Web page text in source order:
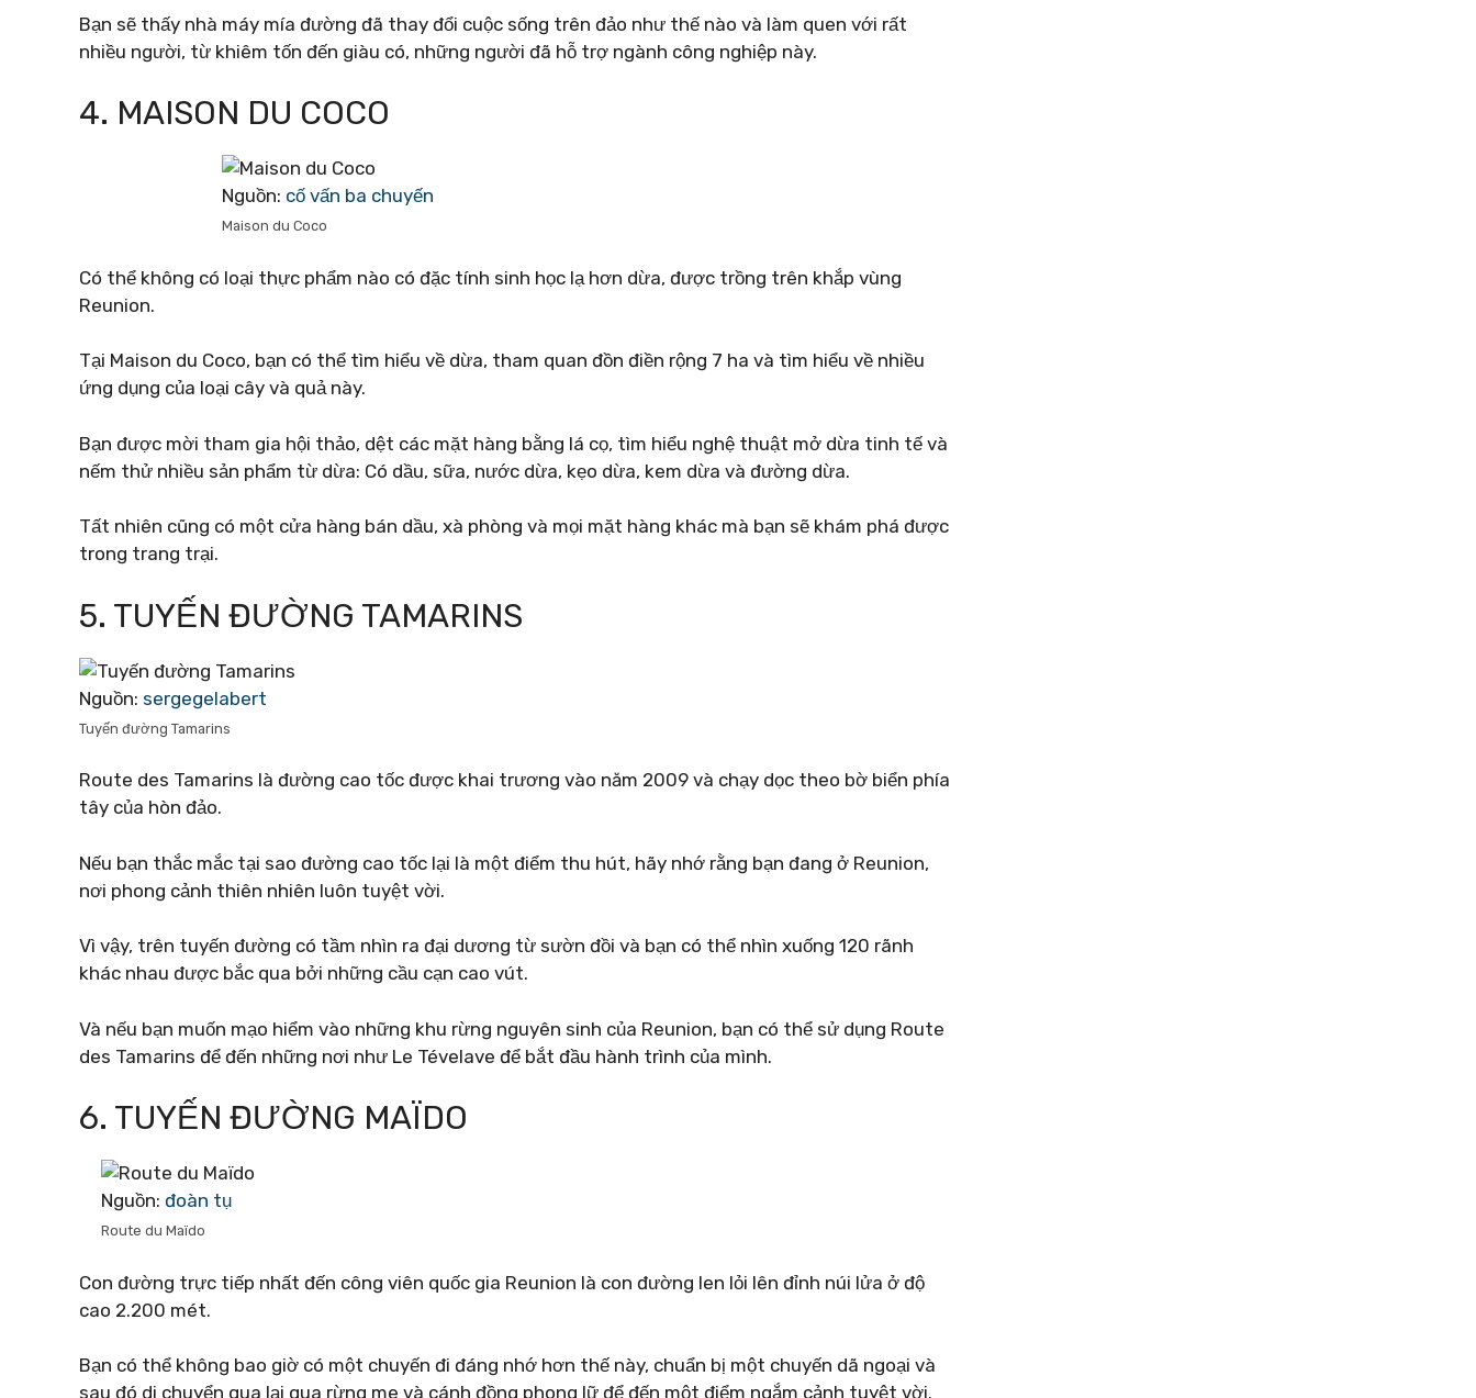
Bạn sẽ thấy nhà máy mía đường đã thay đổi cuộc sống trên đảo như thế nào và làm quen với rất
nhiều người, từ khiêm tốn đến giàu có, những người đã hỗ trợ ngành công nghiệp này.
4. MAISON DU COCO
Nguồn: cố vấn ba chuyến
Maison du Coco
Có thể không có loại thực phẩm nào có đặc tính sinh học lạ hơn dừa, được trồng trên khắp vùng
Reunion.
Tại Maison du Coco, bạn có thể tìm hiểu về dừa, tham quan đồn điền rộng 7 ha và tìm hiểu về nhiều
ứng dụng của loại cây và quả này.
Bạn được mời tham gia hội thảo, dệt các mặt hàng bằng lá cọ, tìm hiểu nghệ thuật mở dừa tinh tế và
nếm thử nhiều sản phẩm từ dừa: Có dầu, sữa, nước dừa, kẹo dừa, kem dừa và đường dừa.
Tất nhiên cũng có một cửa hàng bán dầu, xà phòng và mọi mặt hàng khác mà bạn sẽ khám phá được
trong trang trại.
5. TUYẾN ĐƯỜNG TAMARINS
Nguồn: sergegelabert
Tuyến đường Tamarins
Route des Tamarins là đường cao tốc được khai trương vào năm 2009 và chạy dọc theo bờ biển phía
tây của hòn đảo.
Nếu bạn thắc mắc tại sao đường cao tốc lại là một điểm thu hút, hãy nhớ rằng bạn đang ở Reunion,
nơi phong cảnh thiên nhiên luôn tuyệt vời.
Vì vậy, trên tuyến đường có tầm nhìn ra đại dương từ sườn đồi và bạn có thể nhìn xuống 120 rãnh
khác nhau được bắc qua bởi những cầu cạn cao vút.
Và nếu bạn muốn mạo hiểm vào những khu rừng nguyên sinh của Reunion, bạn có thể sử dụng Route
des Tamarins để đến những nơi như Le Tévelave để bắt đầu hành trình của mình.
6. TUYẾN ĐƯỜNG MAÏDO
Nguồn: đoàn tụ
Route du Maïdo
Con đường trực tiếp nhất đến công viên quốc gia Reunion là con đường len lỏi lên đỉnh núi lửa ở độ
cao 2.200 mét.
Bạn có thể không bao giờ có một chuyến đi đáng nhớ hơn thế này, chuẩn bị một chuyến dã ngoại và
sau đó di chuyển qua lại qua rừng me và cánh đồng phong lữ để đến một điểm ngắm cảnh tuyệt vời.